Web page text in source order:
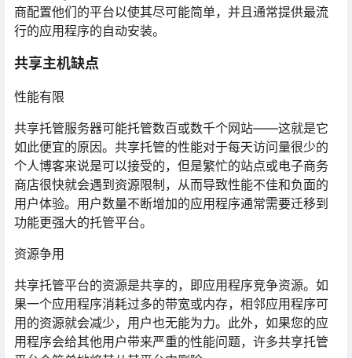
商配置他们的平台以使其尽可能简单，并且通常提供最流
行的应用程序的自动安装。
共享主机缺点
性能有限
共享托管服务器可能托管数百或数千个网站——这就是它
如此便宜的原因。共享托管的性能对于每天访问量很少的
个人博客来说是可以接受的，但是繁忙的站点或电子商务
商店很快就会遇到资源限制，从而导致性能不佳和负面的
用户体验。用户数量不断增加的应用程序通常需要迁移到
功能更强大的托管平台。
资源争用
共享托管平台的资源是共享的，即应用程序竞争资源。如
果一个应用程序消耗过多的带宽或内存，相邻应用程序可
用的资源就会减少，用户也无能为力。此外，如果您的应
用程序会给其他用户带来严重的性能问题，许多共享托管